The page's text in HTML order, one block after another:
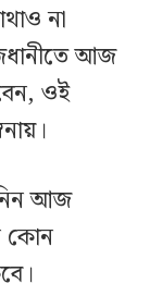
না
আজ
ওই
আজ
কোন